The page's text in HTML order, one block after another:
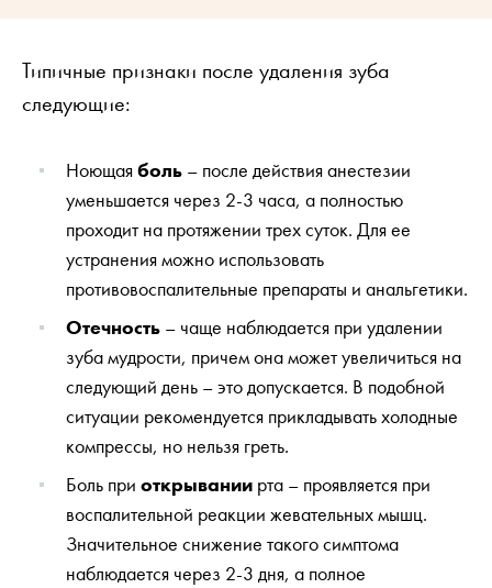
Типичные признаки после удаления зуба
следующие:
Ноющаяболь – после действия анестезии
уменьшается через 2-3 часа, а полностью
проходит на протяжении трех суток. Для ее
устранения можно использовать
противовоспалительные препараты и анальгетики.
Отечность – чаще наблюдается при удалении
зуба мудрости, причем она может увеличиться на
следующий день – это допускается. В подобной
ситуации рекомендуется прикладывать холодные
компрессы, но нельзя греть.
Боль при открывании рта – проявляется при
воспалительной реакции жевательных мышц.
Значительное снижение такого симптома
наблюдается через 2-3 дня, а полное